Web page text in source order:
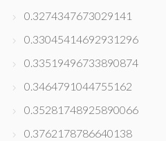
0.3274347673029141
0.33045414692931296
0.33519496733890874
0.3464791044755162
0.35281748925890066
0.3762178786640138